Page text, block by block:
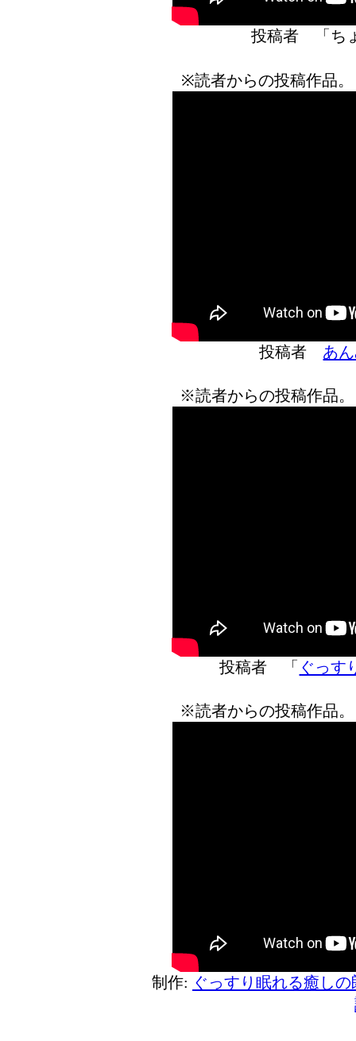
投稿者 「
※読者からの投稿作品
投稿者 あ
※読者からの投稿作品
投稿者 「 ぐっす
※読者からの投稿作品
制作: ぐっすり眠れる癒し